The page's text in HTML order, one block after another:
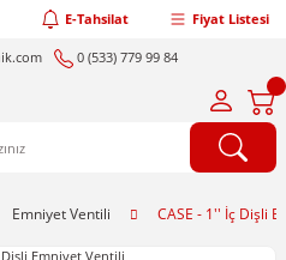
E-Tahsilat Fiyat Listesi
0 (533) 779 99 84
Emniyet Ventili CASE - 1'' İç Dişli